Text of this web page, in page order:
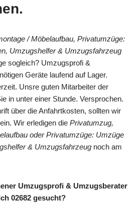
/ Möbelaufbau, Privatumzüge:
Umzugshelfer & Umzugsfahrzeug
sogleich? Umzugsprofi &
Geräte laufend auf Lager.
Unsre guten Mitarbeiter der
in unter einer Stunde. Versprochen.
über die Anfahrtkosten, sollten wir
Wir erledigen die Privatumzug,
oder Privatumzüge: Umzüge
& Umzugsfahrzeug noch am
Umzugsprofi & Umzugsberater
02682 gesucht?